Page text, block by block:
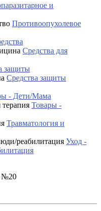
и
Противоопухолевое
Средства для
защиты
Средства защиты
- Дети/Мама
Товары -
Травматология и
Уход -